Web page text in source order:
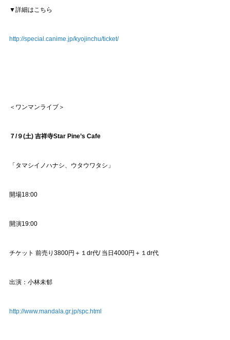
▼詳細はこちら
http://special.canime.jp/kyojinchu/ticket/
＜ワンマンライブ＞
７/９(土) 吉祥寺Star Pine’s Cafe
「タマシイノハナシ、ウタウワタシ」
開場18:00
開演19:00
チケット 前売り3800円＋１dr代/ 当日4000円＋１dr代
出演：小林未郁
http://www.mandala.gr.jp/spc.html